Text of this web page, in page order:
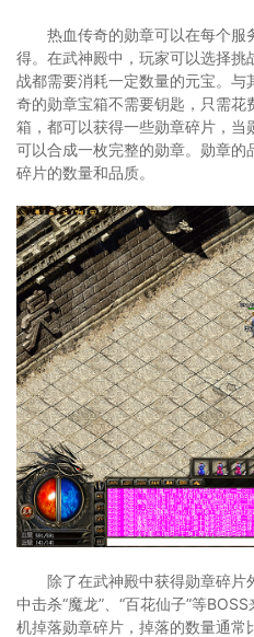
热血传奇的勋章可以在每个服
得。在武神殿中，玩家可以选择
战都需要消耗一定数量的元宝。
奇的勋章宝箱不需要钥匙，只需花
箱，都可以获得一些勋章碎片，
可以合成一枚完整的勋章。勋章
碎片的数量和品质。
除了在武神殿中获得勋章碎片
中击杀“魔龙”、“百花仙子”等
机掉落勋章碎片，掉落的数量通